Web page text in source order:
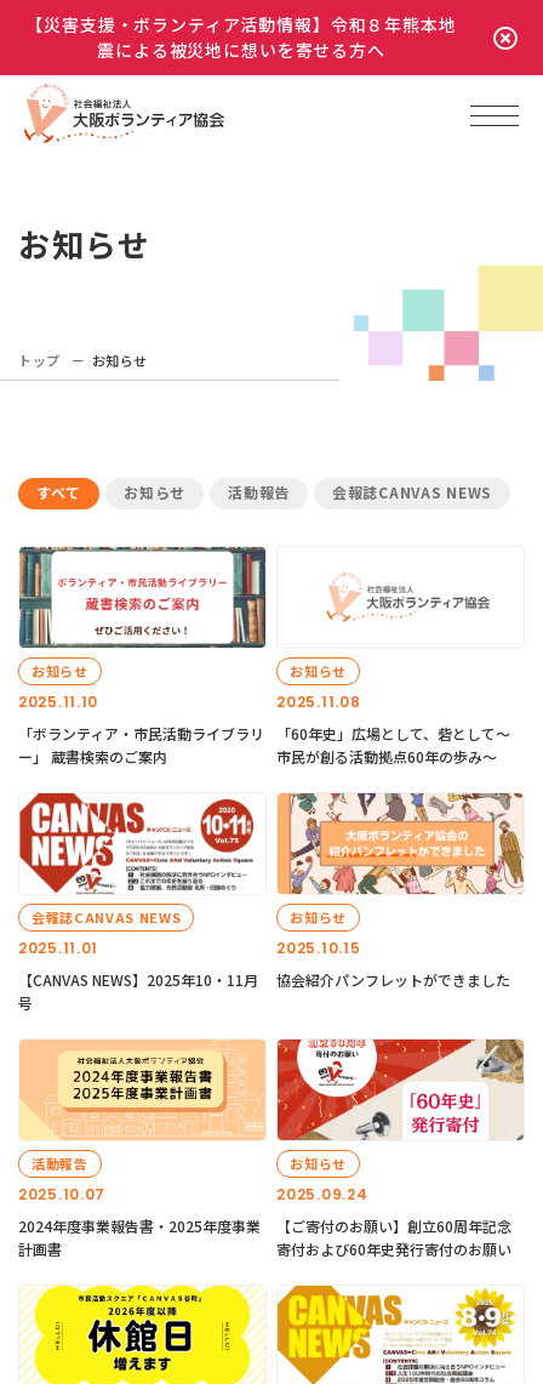
【災害支援・ボランティア活動情報】令和８年熊本地
震による被災地に想いを寄せる方へ
お知らせ
トップ お知らせ
すべて お知らせ 活動報告 会報誌CANVAS NEWS
2025.11.10
お知らせ
「ボランティア・市民活動ライブラリ
ー」 蔵書検索のご案内
2025.11.08
お知らせ
「60年史」広場として、砦として～
市民が創る活動拠点60年の歩み～
2025.11.01
会報誌CANVAS NEWS
【CANVAS NEWS】2025年10・11月
号
2025.10.15
お知らせ
協会紹介パンフレットができました
2025.10.07
活動報告
2024年度事業報告書・2025年度事業
計画書
2025.09.24
お知らせ
【ご寄付のお願い】創立60周年記念
寄付および60年史発行寄付のお願い